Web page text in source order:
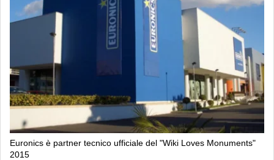
Euronics è partner tecnico ufficiale del "Wiki Loves Monuments"
2015